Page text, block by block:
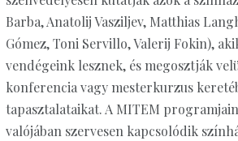
Barba, Anatolij Vasziljev, Matthias
Gómez, Toni Servillo, Valerij Fokin),
vendégeink lesznek, és megosztják
konferencia vagy mesterkurzus
tapasztalataikat. A MITEM
valójában szervesen kapcsolódik